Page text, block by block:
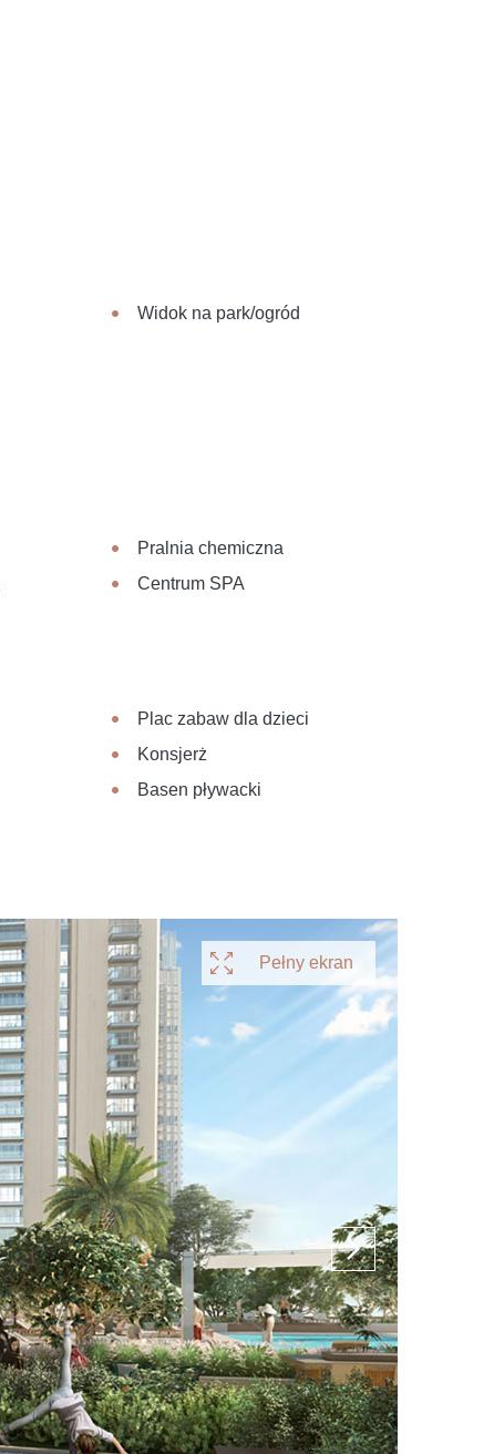
Widok na park/ogród
Pralnia chemiczna
Centrum SPA
Plac zabaw dla dzieci
Konsjerż
Basen pływacki
Pełny ekran